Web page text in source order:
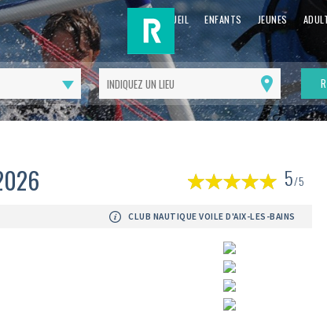
ACCUEIL ENFANTS JEUNES
Me
géolocaliser
5/5
CLUB NAUTIQUE VOILE D'AIX-LES-BAINS
Suivant